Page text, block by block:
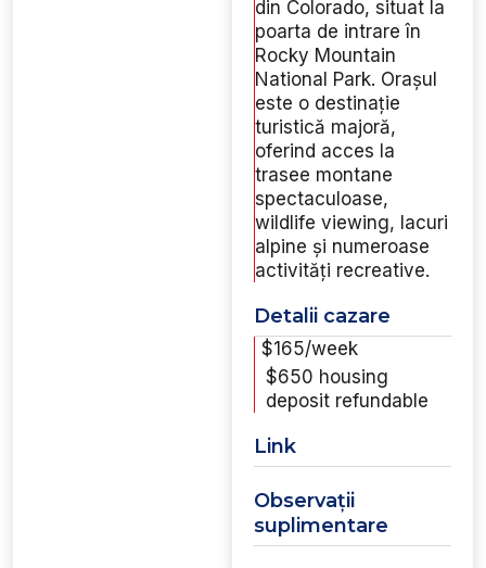
din Colorado, situat la
poarta de intrare în
Rocky Mountain
National Park. Orașul
este o destinație
turistică majoră,
oferind acces la
trasee montane
spectaculoase,
wildlife viewing, lacuri
alpine și numeroase
activități recreative.
Detalii cazare
$165/week
$650 housing
deposit refundable
Link
Observații
suplimentare